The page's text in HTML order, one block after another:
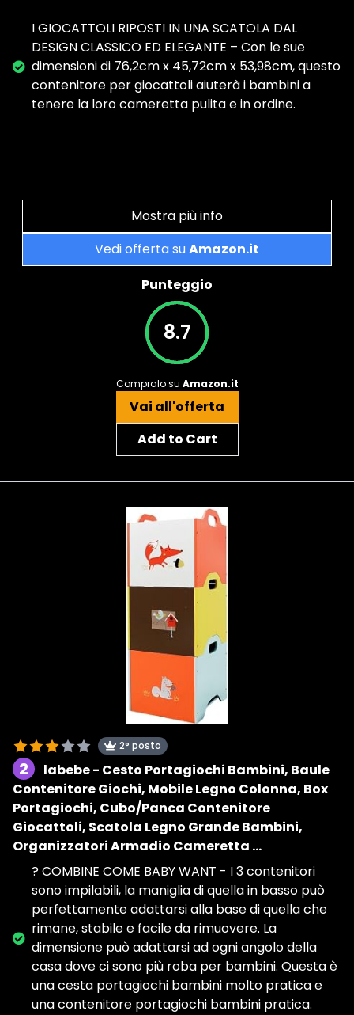
I GIOCATTOLI RIPOSTI IN UNA SCATOLA DAL
DESIGN CLASSICO ED ELEGANTE – Con le sue
dimensioni di 76,2cm x 45,72cm x 53,98cm, questo
contenitore per giocattoli aiuterà i bambini a
tenere la loro cameretta pulita e in ordine.
Mostra più info
Vedi offerta suAmazon.it
Punteggio
8.7
Compralo su Amazon.it
Vai all'offerta
Add to Cart
2° posto
2
labebe - Cesto Portagiochi Bambini, Baule
Contenitore Giochi, Mobile Legno Colonna, Box
Portagiochi, Cubo/Panca Contenitore
Giocattoli, Scatola Legno Grande Bambini,
Organizzatori Armadio Cameretta …
? COMBINE COME BABY WANT - I 3 contenitori
sono impilabili, la maniglia di quella in basso può
perfettamente adattarsi alla base di quella che
rimane, stabile e facile da rimuovere. La
dimensione può adattarsi ad ogni angolo della
casa dove ci sono più roba per bambini. Questa è
una cesta portagiochi bambini molto pratica e
una contenitore portagiochi bambini pratica.